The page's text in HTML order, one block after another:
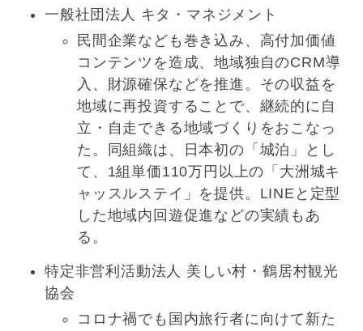
一般社団法人 キタ・マネジメント
民間企業なども巻き込み、高付加価値
コンテンツを造成、地域独自のCRM導
入、財源確保などを推進。その収益を
地域に再投資することで、継続的に自
立・自走できる地域づくりをおこなっ
た。同組織は、日本初の「城泊」とし
て、1組単価110万円以上の「大洲城キ
ャッスルステイ」を提供。LINEと定型
した地域内回遊促進などの実績もあ
る。
特定非営利活動法人 美しい村・鶴居村観光
協会
コロナ禍でも国内旅行者に向けて新た